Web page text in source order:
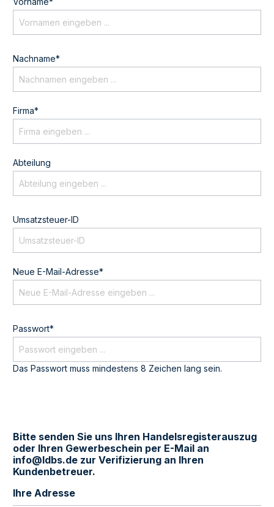
Nachname*
Firma*
Abteilung
Umsatzsteuer-ID
Neue E-Mail-Adresse*
Passwort*
Das Passwort muss mindestens 8 Zeichen lang sein.
Bitte senden Sie uns Ihren Handelsregisterauszug
oder Ihren Gewerbeschein per E-Mail an
info@ldbs.de zur Verifizierung an Ihren
Kundenbetreuer.
Ihre Adresse